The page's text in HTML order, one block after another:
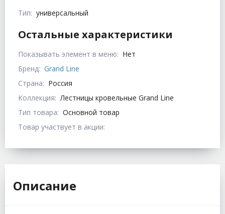
Тип: универсальный
Остальные характеристики
Показывать элемент в меню: Нет
Бренд: Grand Line
Страна: Россия
Коллекция: Лестницы кровельные Grand Line
Тип товара: Основной товар
Товар участвует в акции:
Описание